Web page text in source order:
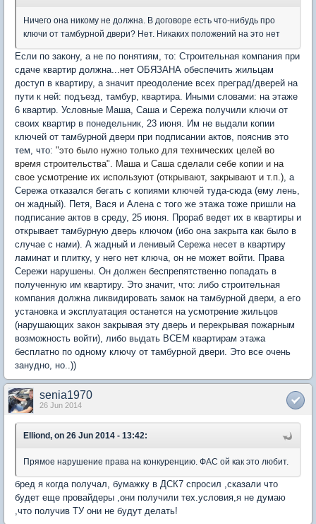
Ничего она никому не должна. В договоре есть что-нибудь про
ключи от тамбурной двери? Нет. Никаких положений на это нет
Если по закону, а не по понятиям, то: Строительная компания при
сдаче квартир должна...нет ОБЯЗАНА обеспечить жильцам
доступ в квартиру, а значит преодоление всех преград/дверей на
пути к ней: подъезд, тамбур, квартира. Иными словами: на этаже
6 квартир. Условные Маша, Саша и Сережа получили ключи от
своих квартир в понедельник, 23 июня. Им не выдали копии
ключей от тамбурной двери при подписании актов, пояснив это
тем, что: "это было нужно только для технических целей во
время строительства". Маша и Саша сделали себе копии и на
свое усмотрение их используют (открывают, закрывают и т.п.) , а
Сережа отказался бегать с копиями ключей туда-сюда (ему лень,
он жадный). Петя, Вася и Алена с того же этажа тоже пришли на
подписание актов в среду, 25 июня. Прораб ведет их в квартиры и
открывает тамбурную дверь ключом (ибо она закрыта как было в
случае с нами). А жадный и ленивый Сережа несет в квартиру
ламинат и плитку, у него нет ключа, он не может войти. Права
Сережи нарушены. Он должен беспрепятственно попадать в
полученную им квартиру. Это значит, что: либо строительная
компания должна ликвидировать замок на тамбурной двери, а его
установка и эксплуатация останется на усмотрение жильцов
(нарушающих закон закрывая эту дверь и перекрывая пожарным
возможность войти), либо выдать ВСЕМ квартирам этажа
бесплатно по одному ключу от тамбурной двери. Это все очень
занудно, но..))
senia1970
26 Jun 2014
Elliond, on 26 Jun 2014 - 13:42:
Прямое нарушение права на конкуренцию. ФАС ой как это любит.
бред я когда получал, бумажку в ДСК7 спросил ,сказали что
будет еще провайдеры ,они получили тех.условия,я не думаю
,что получив ТУ они не будут делать!